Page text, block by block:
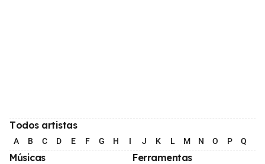
Todos artistas
A B C D E F G H I J K L M N O P Q
Músicas Ferramentas